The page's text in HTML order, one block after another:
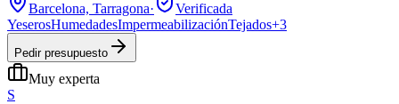
Barcelona, Tarragona·
Verificada
YeserosHumedadesImpermeabilizaciónTejados+3
Pedir presupuesto
Muy experta
S